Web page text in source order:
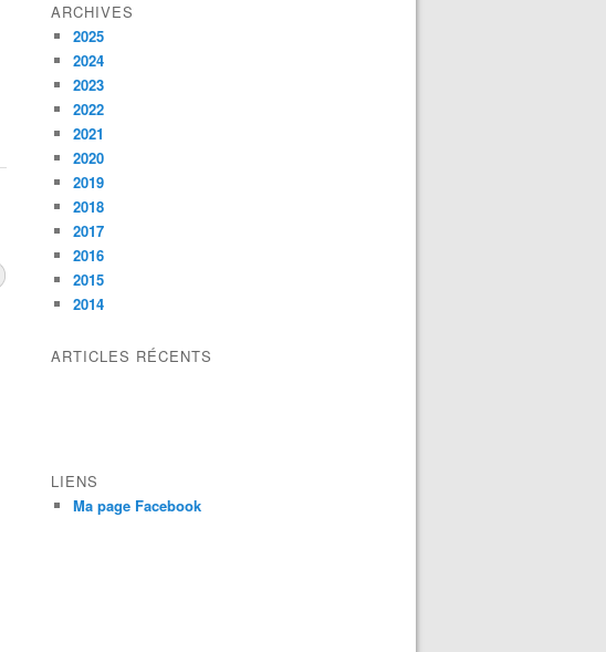
ARCHIVES
2025
2024
2023
2022
2021
2020
2019
2018
2017
2016
2015
2014
ARTICLES RÉCENTS
LIENS
Ma page Facebook